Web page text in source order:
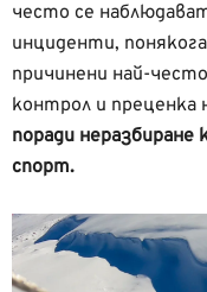
често се
инциденти,
причинени най-
контрол и преценка
поради
спорт.